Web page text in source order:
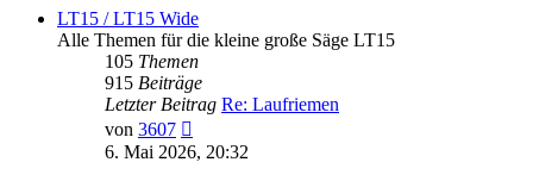
LT15 / LT15 Wide
Alle Themen für die kleine große Säge LT15
105 Themen
915 Beiträge
Letzter Beitrag Re: Laufriemen
von 3607
Beitrag
6. Mai 2026, 20:32